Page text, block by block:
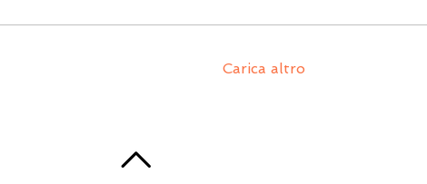
Carica altro